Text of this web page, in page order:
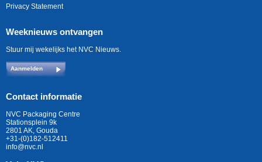
Privacy Statement
Weeknieuws ontvangen
Stuur mij wekelijks het NVC Nieuws.
Aanmelden
Contact informatie
NVC Packaging Centre
Stationsplein 9k
2801 AK, Gouda
+31-(0)182-512411
info@nvc.nl